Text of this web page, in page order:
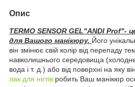
Опис
TERMO SENSOR GEL"ANDI Prof"-
для Вашого манікюру. Його
він змінює свій колір від перепаду
навколишнього середовища (холодне
вода і т. д.) або від поверхні на яку
лак для нігтів робить Ваш манікюр